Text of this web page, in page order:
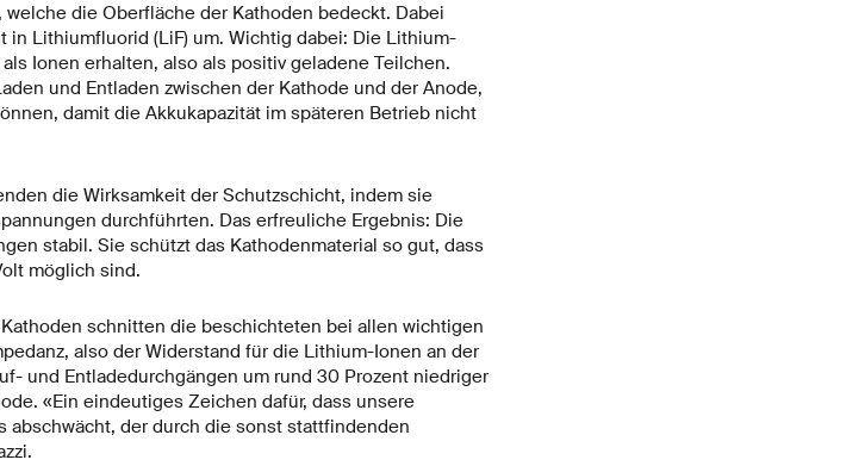
die Oberfläche der Kathoden bedeckt. Dabei
Lithiumfluorid (LiF) um. Wichtig dabei: Die Lithium-
Ionen erhalten, also als positiv geladene Teilchen.
und Entladen zwischen der Kathode und der Anode,
damit die Akkukapazität im späteren Betrieb nicht
die Wirksamkeit der Schutzschicht, indem sie
durchführten. Das erfreuliche Ergebnis: Die
stabil. Sie schützt das Kathodenmaterial so gut, dass
möglich sind.
schnitten die beschichteten bei allen wichtigen
also der Widerstand für die Lithium-Ionen an der
und Entladedurchgängen um rund 30 Prozent niedriger
«Ein eindeutiges Zeichen dafür, dass unsere
der durch die sonst stattfindenden